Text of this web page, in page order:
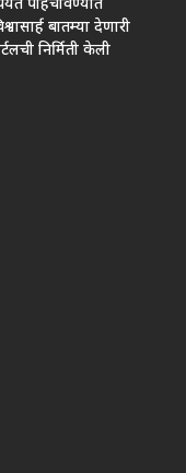
पोहचविण्यात
बातम्या देणारी
निर्मिती केली